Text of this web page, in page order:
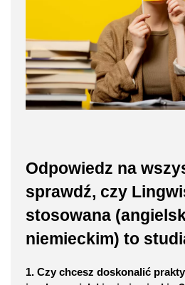
Odpowiedz na
sprawdź, czy
stosowana
niemieckim) to
1. Czy chcesz doskonalić